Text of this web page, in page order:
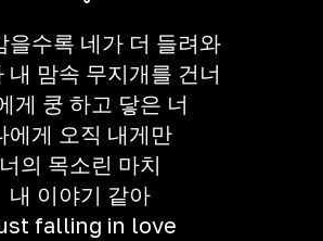
을수록 네가 더 들려와
내 맘속 무지개를 건너
게 쿵 하고 닿은 너
에게 오직 내게만
너의 목소린 마치
내 이야기 같아
falling in love